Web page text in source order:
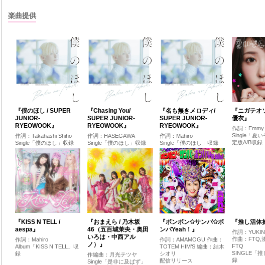
楽曲提供
『僕のほし / SUPER
JUNIOR-
RYEOWOOK』
作詞：Takahashi Shiho
Single「僕のほし」収録
『Chasing You/
SUPER JUNIOR-
RYEOWOOK』
作詞：HASEGAWA
Single「僕のほし」収録
『名も無きメロディ/
SUPER JUNIOR-
RYEOWOOK』
作詞：Mahiro
Single「僕のほし」収録
『ニガテ
優衣』
作詞：
Single「夏い
定版A/B収録
『KISS N TELL /
aespa』
作詞：Mahiro
Album「KISS N TELL」収
録
『おまえら / 乃木坂
46（五百城茉央・奥田
いろは・中西アル
ノ）』
作編曲：月光テツヤ
Single「是非に及ばず」
『ボンボン✩サンバ✩ボ
ンバYeah！』
作詞：AMAMOGU 作曲：
TOTEM HIM’S 編曲：結木
シオリ
配信リリース
『推し活体
作詞：
作曲：FTQ,
FTQ
SINGLE「推
録